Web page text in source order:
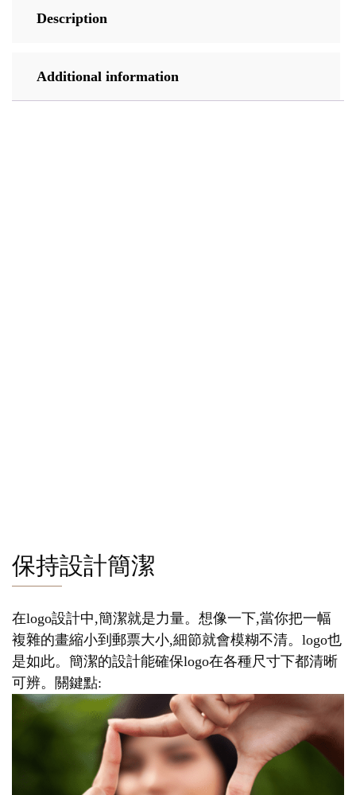
Description
Additional information
保持設計簡潔
在logo設計中,簡潔就是力量。想像一下,當你把一幅
複雜的畫縮小到郵票大小,細節就會模糊不清。logo也
是如此。簡潔的設計能確保logo在各種尺寸下都清晰
可辨。關鍵點: